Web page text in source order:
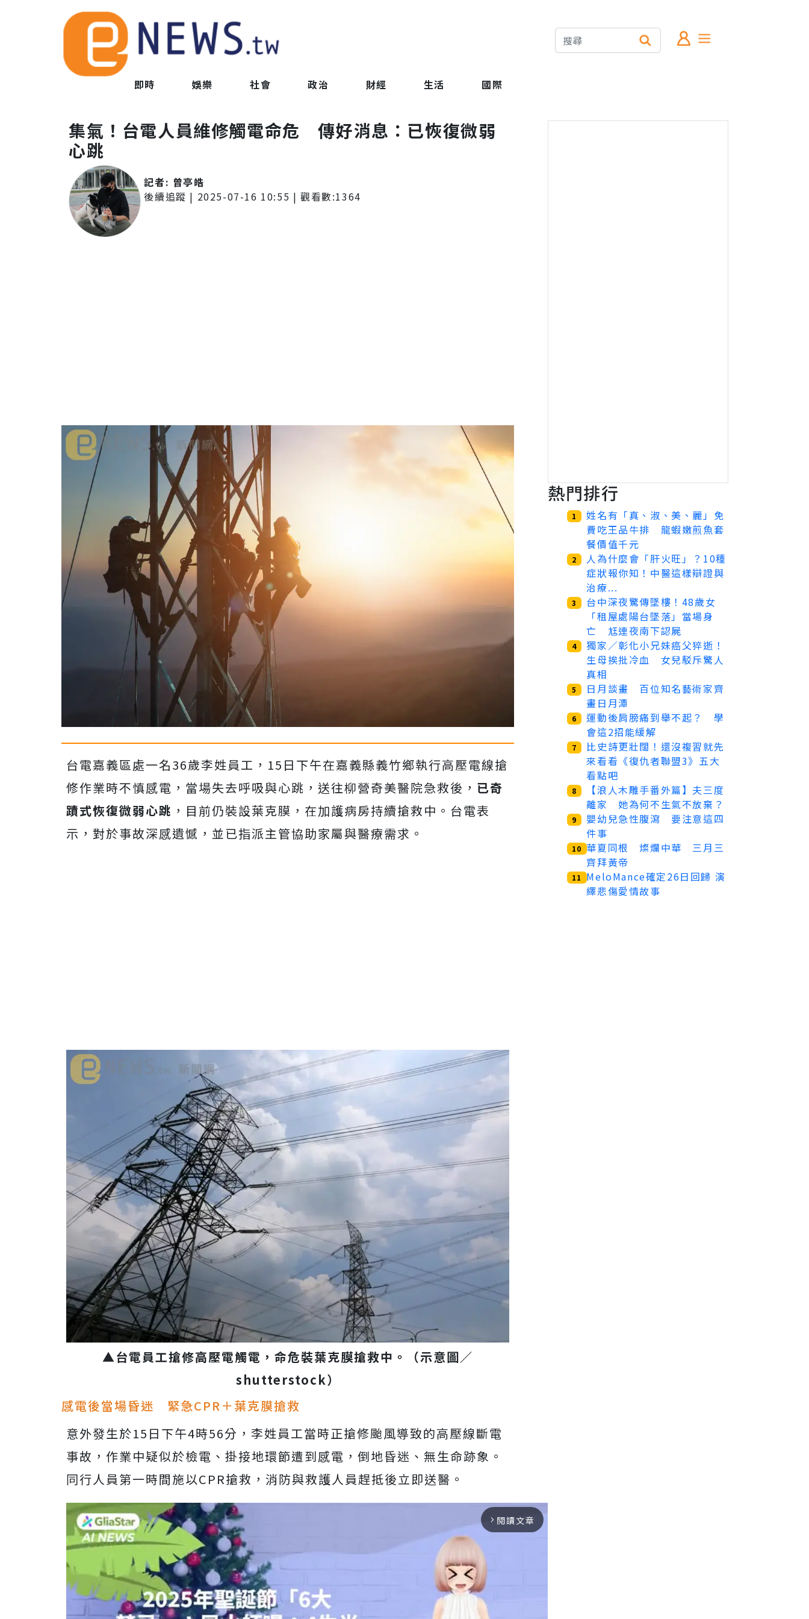
即時 娛樂 社會 政治 財經 生活 國際
集氣！台電人員維修觸電命危 傳好消息：已恢復微弱
心跳
記者: 曾亭皓
後續追蹤 | 2025-07-16 10:55 | 觀看數:1364
台電嘉義區處一名36歲李姓員工，15日下午在嘉義縣義竹鄉執行高壓電線搶
修作業時不慎感電，當場失去呼吸與心跳，送往柳營奇美醫院急救後， 已奇
蹟式恢復微弱心跳 ，目前仍裝設葉克膜，在加護病房持續搶救中。台電表
示，對於事故深感遺憾，並已指派主管協助家屬與醫療需求。
▲台電員工搶修高壓電觸電，命危裝葉克膜搶救中。
（示意圖／
shutterstock）
感電後當場昏迷 緊急CPR＋葉克膜搶救
意外發生於15日下午4時56分，李姓員工當時正搶修颱風導致的高壓線斷電
事故，作業中疑似於檢電、掛接地環節遭到感電，倒地昏迷、無生命跡象。
同行人員第一時間施以CPR搶救，消防與救護人員趕抵後立即送醫。
arrow_forward_ios 閱讀文章
熱門排行
1
姓名有「真、淑、美、麗」免
費吃王品牛排 龍蝦嫩煎魚套
餐價值千元
2
人為什麼會「肝火旺」？10種
症狀報你知！中醫這樣辯證與
治療...
3
台中深夜驚傳墜樓！48歲女
「租屋處陽台墜落」當場身
亡 尪連夜南下認屍
4
獨家／彰化小兄妹癌父猝逝！
生母挨批冷血 女兒駁斥驚人
真相
5
日月談畫 百位知名藝術家齊
畫日月潭
6
運動後肩膀痛到舉不起？ 學
會這2招能緩解
7
比史詩更壯闊！還沒複習就先
來看看《復仇者聯盟3》五大
看點吧
8
【浪人木雕手番外篇】夫三度
離家 她為何不生氣不放棄？
9
嬰幼兒急性腹瀉 要注意這四
件事
10 華夏同根 燦爛中華 三月三
齊拜黃帝
11
MeloMance確定26日回歸 演
繹悲傷愛情故事